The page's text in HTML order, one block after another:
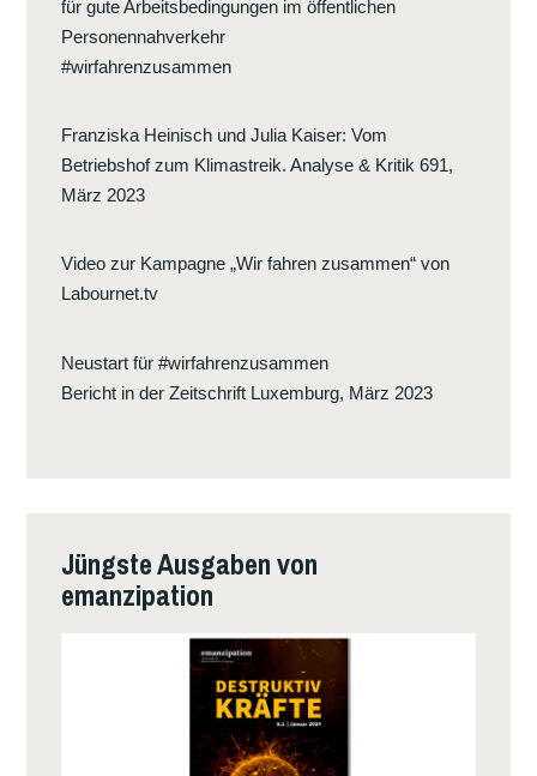
für gute Arbeitsbedingungen im öffentlichen
Personennahverkehr
#wirfahrenzusammen
Franziska Heinisch und Julia Kaiser:Vom
Betriebshof zum Klimastreik. Analyse & Kritik 691,
März 2023
Video zur Kampagne „Wir fahren zusammen“ von
Labournet.tv
Neustart für #wirfahrenzusammen
Bericht in der Zeitschrift Luxemburg, März 2023
Jüngste Ausgaben von
emanzipation